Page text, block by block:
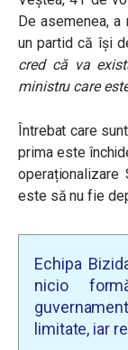
De asemenea,
un partid că își
cred că va
ministru care
Întrebat care
prima este
operaționalizare
este să nu fie
Echipa
nicio
limitate, iar